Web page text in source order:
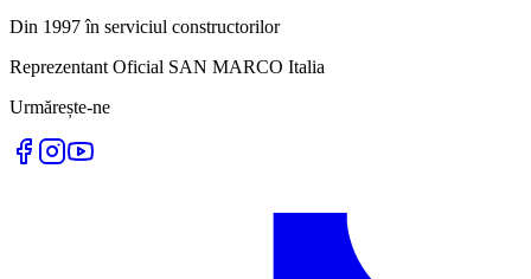
Din 1997 în serviciul constructorilor
Reprezentant Oficial SAN MARCO Italia
Urmărește-ne